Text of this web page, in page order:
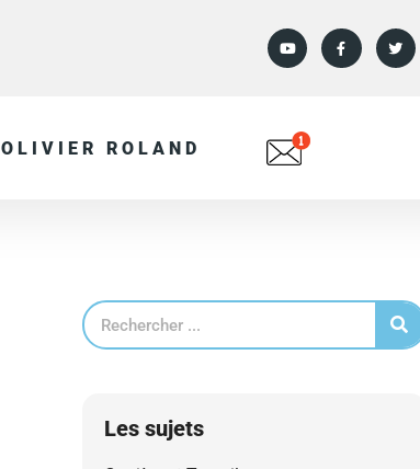
OLIVIER ROLAND
Les sujets